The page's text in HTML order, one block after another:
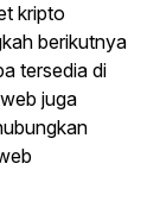
kripto
berikutnya
tersedia di
juga